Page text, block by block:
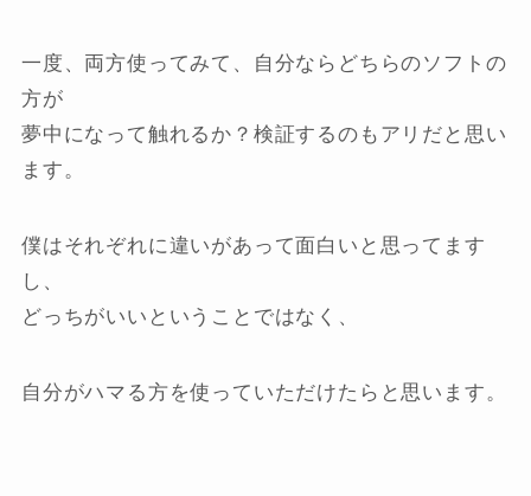
一度、両方使ってみて、自分ならどちらのソフトの
方が
夢中になって触れるか？検証するのもアリだと思い
ます。
僕はそれぞれに違いがあって面白いと思ってます
し、
どっちがいいということではなく、
自分がハマる方を使っていただけたらと思います。